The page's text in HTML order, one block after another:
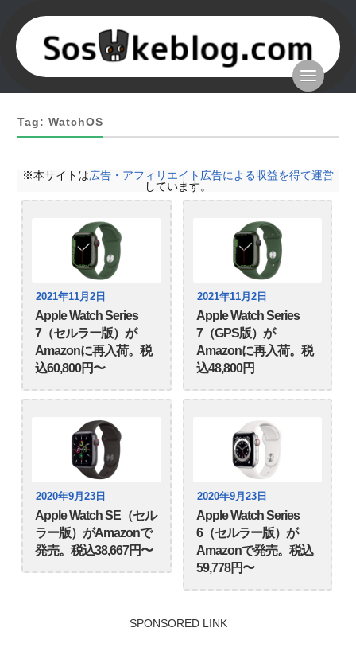
Tag: WatchOS
※本サイトは広告・アフィリエイト広告による収益を得て運営
しています。
2021年11月2日
Apple Watch Series
7（セルラー版）が
Amazonに再入荷。税
込60,800円〜
2021年11月2日
Apple Watch Series
7（GPS版）が
Amazonに再入荷。税
込48,800円
2020年9月23日
Apple Watch SE（セル
ラー版）がAmazonで
発売。税込38,667円〜
2020年9月23日
Apple Watch Series
6（セルラー版）が
Amazonで発売。税込
59,778円〜
SPONSORED LINK